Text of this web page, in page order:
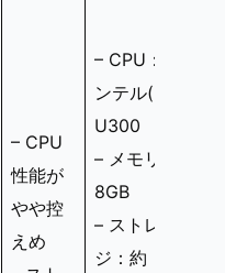
– CPU
性能が
やや控
えめ
– CPU：イ
ンテル(R)
U300
– メモリ：
8GB
– ストレー
ジ：約